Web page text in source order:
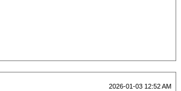
2026-01-03 12:52 AM